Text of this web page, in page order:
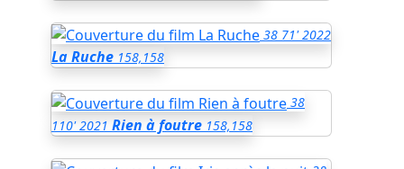
38 71' 2022
La Ruche 158,158
38
110' 2021 Rien à foutre 158,158